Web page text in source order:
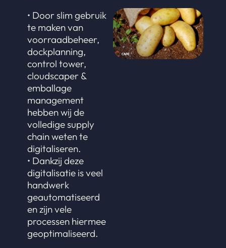
• Door slim gebruik
te maken van
voorraadbeheer,
dockplanning,
control tower,
cloudscaper &
emballage
management
hebben wij de
volledige supply
chain weten te
digitaliseren.
• Dankzij deze
digitalisatie is veel
handwerk
geautomatiseerd
en zijn vele
processen hiermee
geoptimaliseerd.